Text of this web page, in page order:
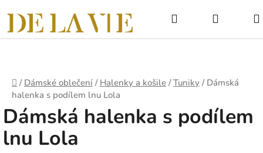
na
obsah
NÁKUPNÍ
KOŠÍK
Domů
/ Dámské oblečení / Halenky a košile / Tuniky / Dámská
halenka s podílem lnu Lola
Dámská halenka s podílem
lnu Lola